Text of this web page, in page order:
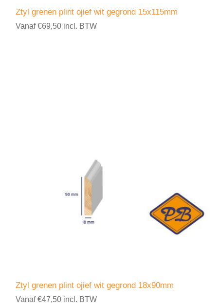
Ztyl grenen plint ojief wit gegrond 15x115mm
Vanaf €69,50 incl. BTW
Ztyl grenen plint ojief wit gegrond 18x90mm
Vanaf €47,50 incl. BTW